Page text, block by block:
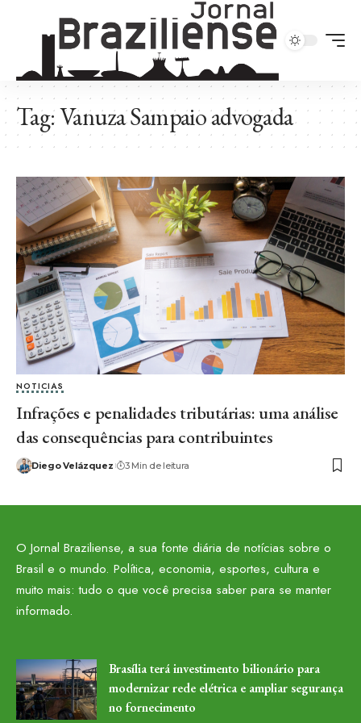
Tag:Vanuza Sampaio advogada
NOTICIAS
Infrações e penalidades tributárias: uma análise
das consequências para contribuintes
Diego Velázquez 3 Min de leitura
O Jornal Braziliense, a sua fonte diária de notícias sobre o
Brasil e o mundo. Política, economia, esportes, cultura e
muito mais: tudo o que você precisa saber para se manter
informado.
Brasília terá investimento bilionário para
modernizar rede elétrica e ampliar segurança
no fornecimento